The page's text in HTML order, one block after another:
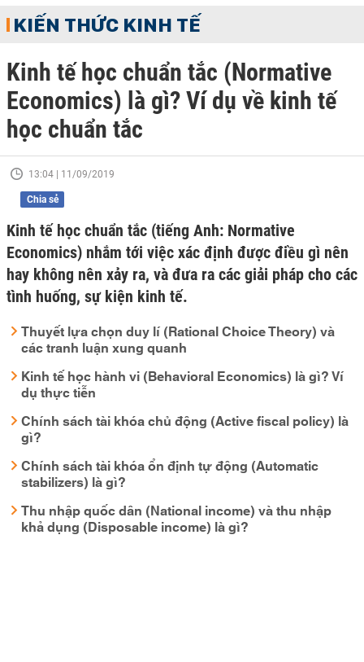
KIẾN THỨC KINH TẾ
Kinh tế học chuẩn tắc (Normative
Economics) là gì? Ví dụ về kinh tế
học chuẩn tắc
13:04 | 11/09/2019
Chia sẻ
Kinh tế học chuẩn tắc (tiếng Anh: Normative
Economics) nhắm tới việc xác định được điều gì nên
hay không nên xảy ra, và đưa ra các giải pháp cho các
tình huống, sự kiện kinh tế.
Thuyết lựa chọn duy lí (Rational Choice Theory) và
các tranh luận xung quanh
Kinh tế học hành vi (Behavioral Economics) là gì? Ví
dụ thực tiễn
Chính sách tài khóa chủ động (Active fiscal policy) là
gì?
Chính sách tài khóa ổn định tự động (Automatic
stabilizers) là gì?
Thu nhập quốc dân (National income) và thu nhập
khả dụng (Disposable income) là gì?